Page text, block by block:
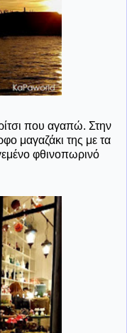
που αγαπώ. Στην
μαγαζάκι της με τα
φθινοπωρινό